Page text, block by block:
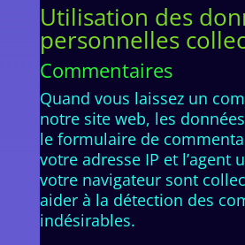
Utilisation des
personnelles
Commentaires
Quand vous laissez un
notre site web, les
le formulaire de
votre adresse IP et l’agent
votre navigateur sont
aider à la détection des
indésirables.